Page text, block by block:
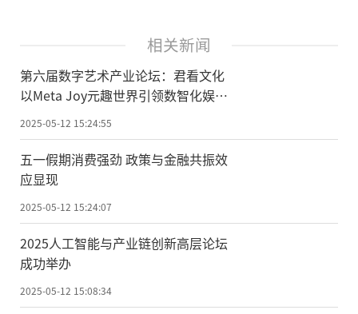
相关新闻
第六届数字艺术产业论坛：君看文化
以Meta Joy元趣世界引领数智化娱乐
新体验
2025-05-12 15:24:55
五一假期消费强劲 政策与金融共振效
应显现
2025-05-12 15:24:07
2025人工智能与产业链创新高层论坛
成功举办
2025-05-12 15:08:34